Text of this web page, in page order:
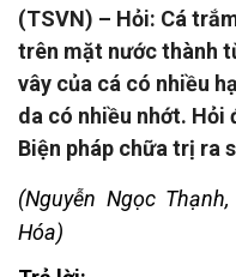
(TSVN) – Hỏi: Cá
trên mặt nước thành
vây của cá có nhiều
da có nhiều nhớt. Hỏi
Biện pháp chữa trị ra
(Nguyễn Ngọc
Hóa)